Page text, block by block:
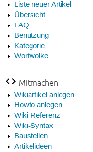
Liste neuer Artikel
Übersicht
FAQ
Benutzung
Kategorie
Wortwolke
Mitmachen
Wikiartikel anlegen
Howto anlegen
Wiki-Referenz
Wiki-Syntax
Baustellen
Artikelideen